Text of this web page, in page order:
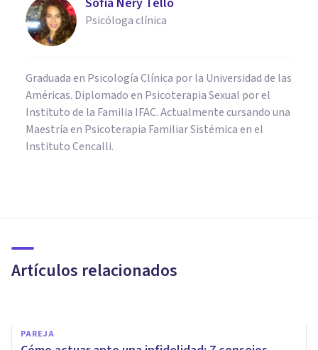
Psicóloga clínica
Graduada en Psicología Clínica por la Universidad de las
Américas. Diplomado en Psicoterapia Sexual por el
Instituto de la Familia IFAC. Actualmente cursando una
Maestría en Psicoterapia Familiar Sistémica en el
Instituto Cencalli.
Artículos relacionados
crisis de pareja por infidelidad
PAREJA